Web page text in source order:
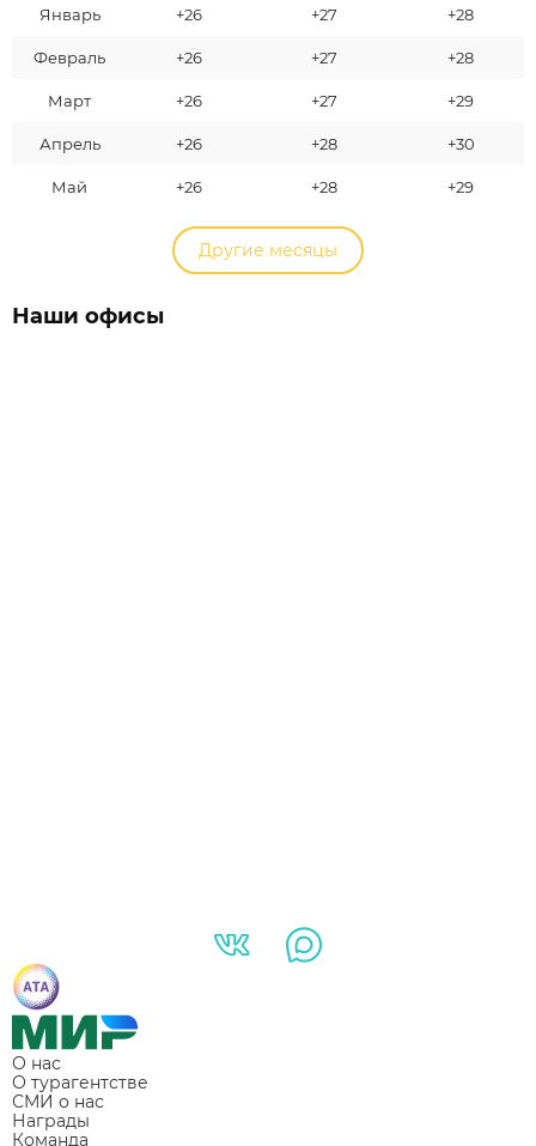
Январь +26 +27 +28
Февраль +26 +27 +28
Март +26 +27 +29
Апрель +26 +28 +30
Май +26 +28 +29
Другие месяцы
Наши офисы
О нас
О турагентстве
СМИ о нас
Награды
Команда